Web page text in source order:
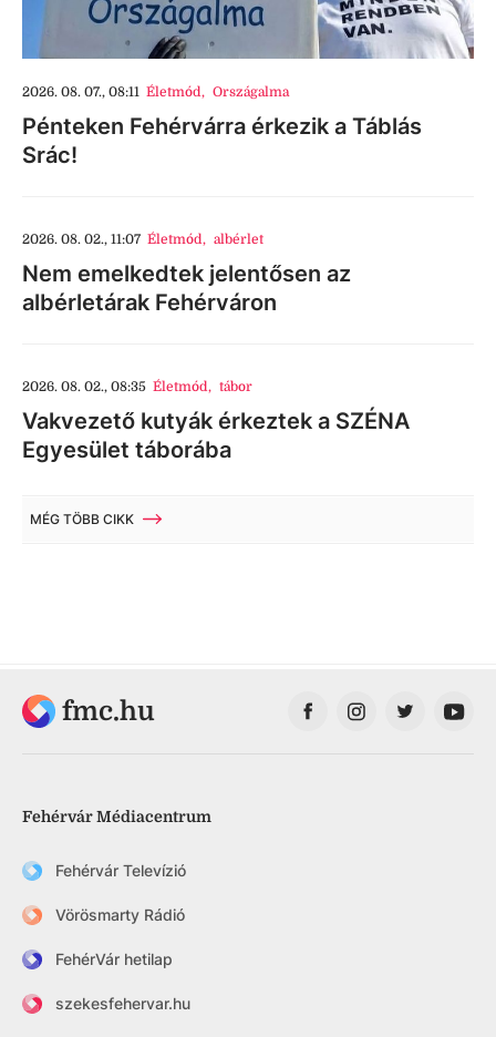
2026. 08. 07., 08:11 Életmód, Országalma
Pénteken Fehérvárra érkezik a Táblás
Srác!
2026. 08. 02., 11:07 Életmód, albérlet
Nem emelkedtek jelentősen az
albérletárak Fehérváron
2026. 08. 02., 08:35 Életmód, tábor
Vakvezető kutyák érkeztek a SZÉNA
Egyesület táborába
MÉG TÖBB CIKK
fmc.hu
Fehérvár Médiacentrum
Fehérvár Televízió
Vörösmarty Rádió
FehérVár hetilap
szekesfehervar.hu